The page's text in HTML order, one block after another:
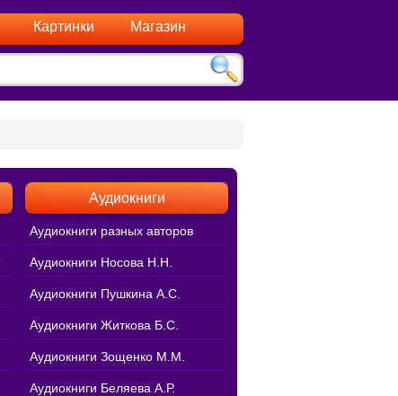
Картинки Магазин
Аудиокниги
Аудиокниги разных авторов
Аудиокниги Носова Н.Н.
Аудиокниги Пушкина А.С.
Аудиокниги Житкова Б.С.
Аудиокниги Зощенко М.М.
Аудиокниги Беляева А.Р.